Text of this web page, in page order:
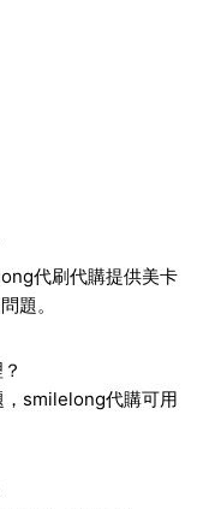
代刷代購提供美卡
題。
，smilelong代購可用